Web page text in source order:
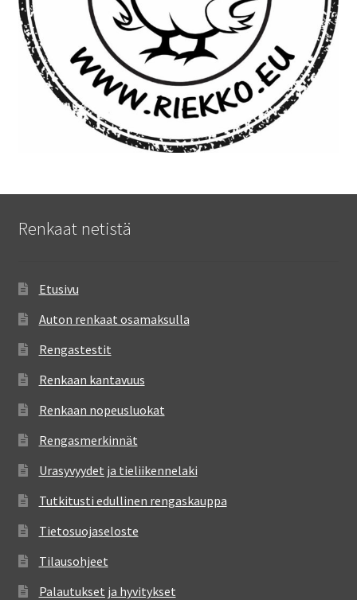
Renkaat netistä
Etusivu
Auton renkaat osamaksulla
Rengastestit
Renkaan kantavuus
Renkaan nopeusluokat
Rengasmerkinnät
Urasyvyydet ja tieliikennelaki
Tutkitusti edullinen rengaskauppa
Tietosuojaseloste
Tilausohjeet
Palautukset ja hyvitykset